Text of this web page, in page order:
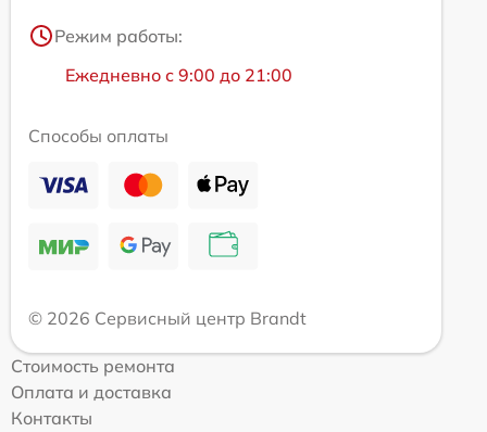
Режим работы:
Ежедневно с 9:00 до 21:00
Способы оплаты
© 2026 Сервисный центр Brandt
Стоимость ремонта
Оплата и доставка
Контакты